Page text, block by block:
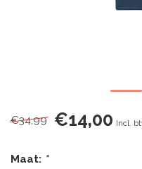
€34,99 €14,00 Incl.
Maat: *